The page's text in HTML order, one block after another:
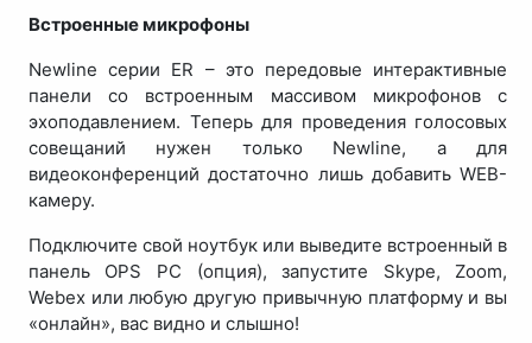
Встроенные микрофоны
Newline серии ER – это передовые интерактивные
панели со встроенным массивом микрофонов с
эхоподавлением. Теперь для проведения голосовых
совещаний нужен только Newline, а для
видеоконференций достаточно лишь добавить WEB-
камеру.
Подключите свой ноутбук или выведите встроенный в
панель OPS PC (опция), запустите Skype, Zoom,
Webex или любую другую привычную платформу и вы
«онлайн», вас видно и слышно!